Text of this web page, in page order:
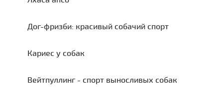
Дог-фризби: красивый собачий спорт
Кариес у собак
Вейтпуллинг - спорт выносливых собак